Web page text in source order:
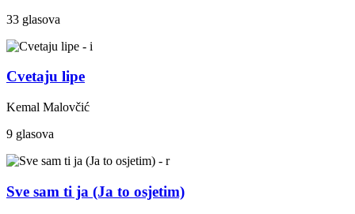
33 glasova
Cvetaju lipe
Kemal Malovčić
9 glasova
Sve sam ti ja (Ja to osjetim)